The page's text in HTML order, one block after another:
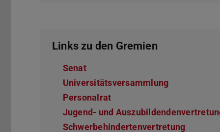
Links zu den Gremien
Senat
Universitätsversammlung
Personalrat
Jugend- und
Schwerbehindertenvertretung